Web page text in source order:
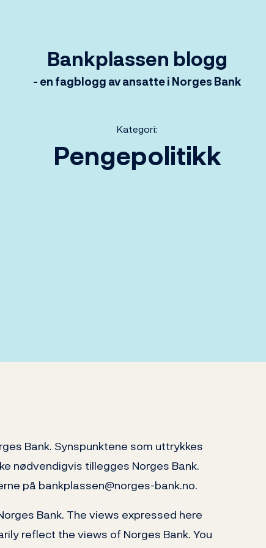
Bankplassen blogg
- en fagblogg av ansatte i Norges Bank
Kategori:
Pengepolitikk
Bank. Synspunktene som uttrykkes
nødvendigvis tillegges Norges Bank.
på bankplassen@norges-bank.no.
Bank. The views expressed here
reflect the views of Norges Bank. You